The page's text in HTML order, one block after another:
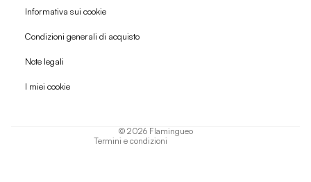
Informativa sui cookie
Condizioni generali di acquisto
Note legali
I miei cookie
© 2026 Flamingueo
Termini e condizioni
Politica di rimborso